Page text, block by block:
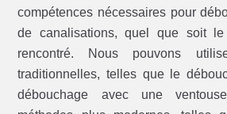
compétences nécessaires pour
de canalisations, quel que soit
rencontré. Nous pouvons
traditionnelles, telles que le
débouchage avec une